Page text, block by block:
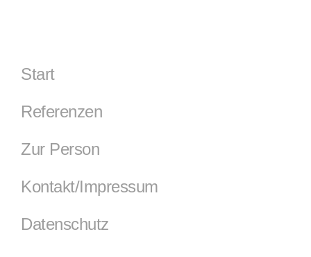
Start
Referenzen
Zur Person
Kontakt/Impressum
Datenschutz